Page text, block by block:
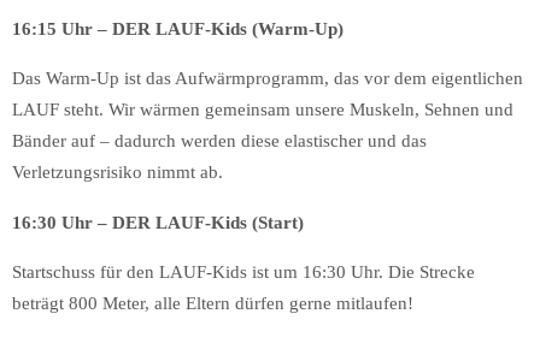
16:15 Uhr – DER LAUF-Kids (Warm-Up)
Das Warm-Up ist das Aufwärmprogramm, das vor dem eigentlichen
LAUF steht. Wir wärmen gemeinsam unsere Muskeln, Sehnen und
Bänder auf – dadurch werden diese elastischer und das
Verletzungsrisiko nimmt ab.
16:30 Uhr – DER LAUF-Kids (Start)
Startschuss für den LAUF-Kids ist um 16:30 Uhr. Die Strecke
beträgt 800 Meter, alle Eltern dürfen gerne mitlaufen!